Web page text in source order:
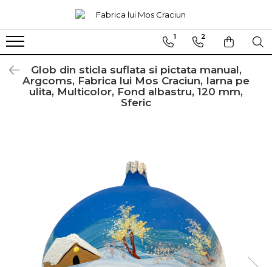
Ø120
Ø100
Sferice
Ovale
1 2
Glob din sticla suflata si pictata manual,
Argcoms, Fabrica lui Mos Craciun, Iarna pe
ulita, Multicolor, Fond albastru, 120 mm,
Sferic